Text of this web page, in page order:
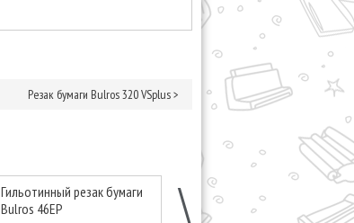
Резак бумаги Bulros 320 VSplus>
Гильотинный резак бумаги
Bulros 46EP
Boway BW-